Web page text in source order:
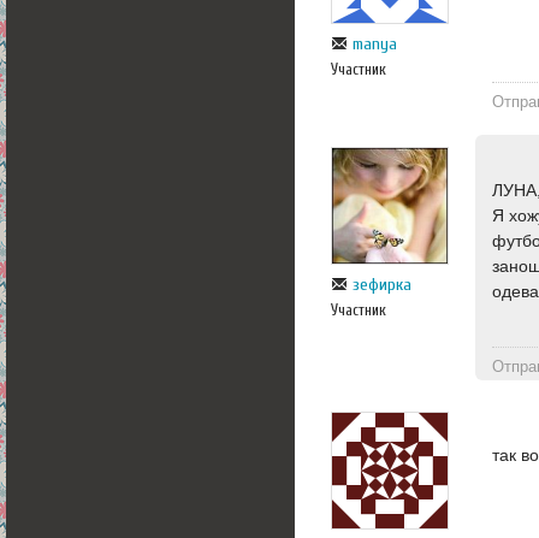
manya
Участник
зефирка
Участник
Я
так